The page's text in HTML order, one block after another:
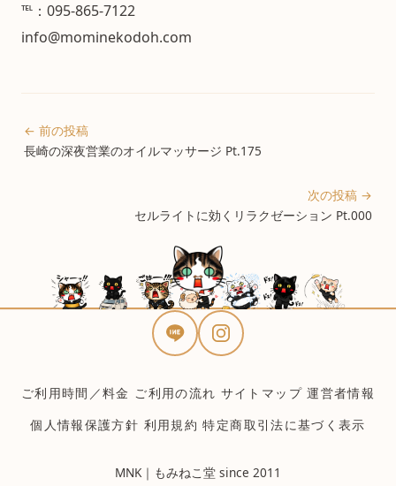
℡：095-865-7122
info@mominekodoh.com
← 前の投稿
長崎の深夜営業のオイルマッサージ Pt.175
次の投稿 →
セルライトに効くリラクゼーション Pt.000
ご利用時間／料金 ご利用の流れ サイトマップ 運営者情報
個人情報保護方針 利用規約 特定商取引法に基づく表示
MNK｜もみねこ堂 since 2011